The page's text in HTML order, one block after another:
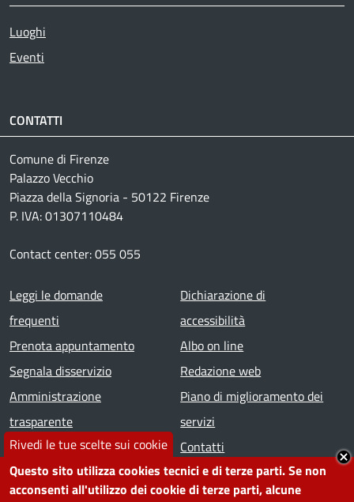
Rivedi le tue scelte sui cookie
Questo sito utilizza cookies tecnici e di terze parti. Se non
acconsenti all'utilizzo dei cookie di terze parti, alcune
Luoghi
Eventi
CONTATTI
Comune di Firenze
Palazzo Vecchio
Piazza della Signoria - 50122 Firenze
P. IVA: 01307110484
Contact center: 055 055
Footer menu
Leggi le domande
frequenti
Prenota appuntamento
Segnala disservizio
Amministrazione
trasparente
Note legali
Dichiarazione di
accessibilità
Albo on line
Redazione web
Piano di miglioramento dei
servizi
Contatti
SEGUICI SU